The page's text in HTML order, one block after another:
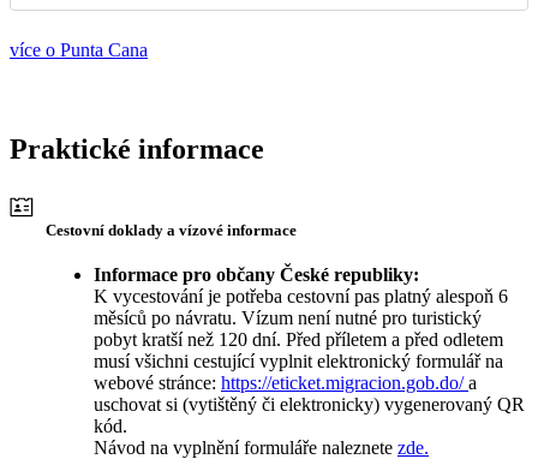
více o Punta Cana
Praktické informace
Cestovní doklady a vízové informace
Informace pro občany České republiky:
K vycestování je potřeba cestovní pas platný alespoň 6
měsíců po návratu. Vízum není nutné pro turistický
pobyt kratší než 120 dní. Před příletem a před odletem
musí všichni cestující vyplnit elektronický formulář na
webové stránce: https://eticket.migracion.gob.do/a
uschovat si (vytištěný či elektronicky) vygenerovaný QR
kód.
Návod na vyplnění formuláře naleznete zde.